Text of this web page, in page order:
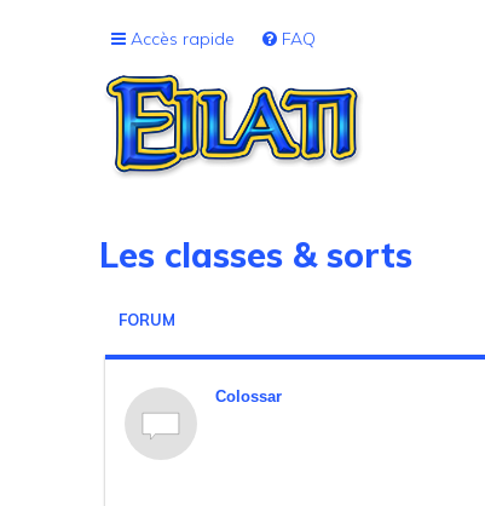
Accès rapide FAQ
Les classes & sorts
FORUM
Colossar